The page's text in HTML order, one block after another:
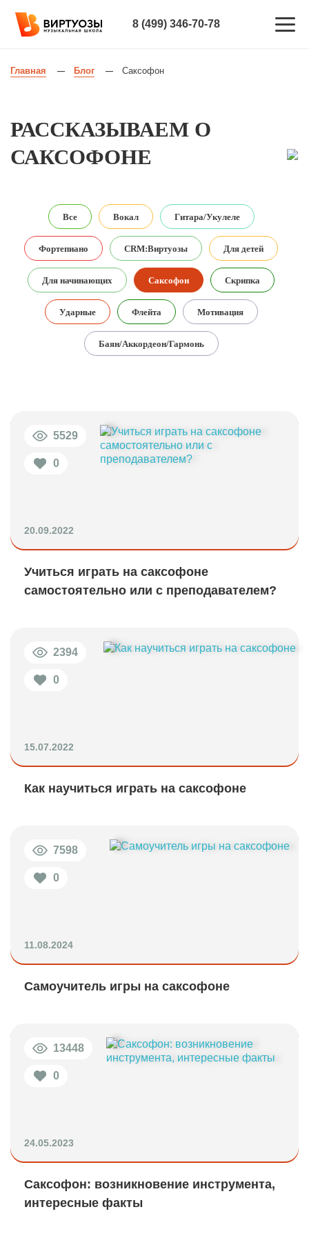
8 (499) 346-70-78
Главная — Блог — Саксофон
РАССКАЗЫВАЕМ О
САКСОФОНЕ
Все Вокал Гитара/Укулеле
Фортепиано CRM:Виртуозы Для детей
Для начинающих Саксофон Скрипка
Ударные Флейта Мотивация
Баян/Аккордеон/Гармонь
5529
0
20.09.2022
Учиться играть на саксофоне
самостоятельно или с преподавателем?
2394
0
15.07.2022
Как научиться играть на саксофоне
7598
0
11.08.2024
Самоучитель игры на саксофоне
13448
0
24.05.2023
Саксофон: возникновение инструмента,
интересные факты